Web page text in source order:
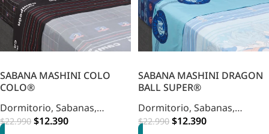
SABANA MASHINI COLO
COLO®
Dormitorio, Sabanas,
Infantil
$22.990 $12.390
SABANA MASHINI DRAGON
BALL SUPER®
Dormitorio, Sabanas,
Infantil
$22.990 $12.390